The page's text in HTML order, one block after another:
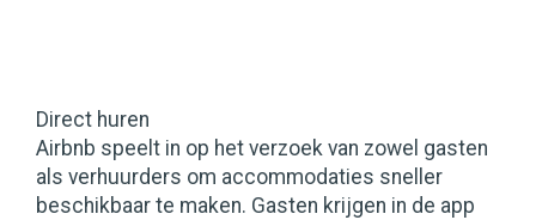
Direct huren
Airbnb speelt in op het verzoek van zowel gasten
als verhuurders om accommodaties sneller
beschikbaar te maken. Gasten krijgen in de app